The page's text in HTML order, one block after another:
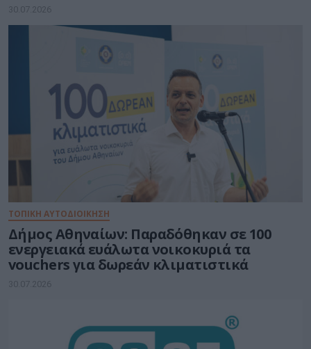
30.07.2026
ΤΟΠΙΚΗ ΑΥΤΟΔΙΟΙΚΗΣΗ
Δήμος Αθηναίων: Παραδόθηκαν σε 100
ενεργειακά ευάλωτα νοικοκυριά τα
vouchers για δωρεάν κλιματιστικά
30.07.2026